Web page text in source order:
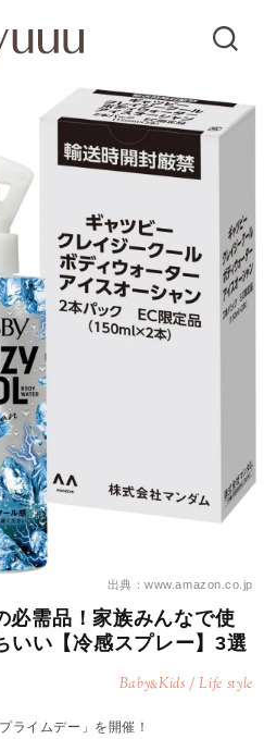
出典：www.amazon.co.jp
必需品！家族みんなで使
いい【冷感スプレー】3選
Baby&Kids / Life style
ライムデー」を開催！